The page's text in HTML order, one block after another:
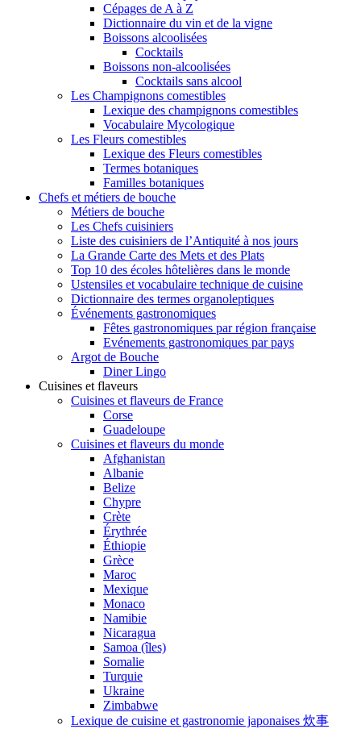
Cépages de A à Z
Dictionnaire du vin et de la vigne
Boissons alcoolisées
Cocktails
Boissons non-alcoolisées
Cocktails sans alcool
Les Champignons comestibles
Lexique des champignons comestibles
Vocabulaire Mycologique
Les Fleurs comestibles
Lexique des Fleurs comestibles
Termes botaniques
Familles botaniques
Chefs et métiers de bouche
Métiers de bouche
Les Chefs cuisiniers
Liste des cuisiniers de l’Antiquité à nos jours
La Grande Carte des Mets et des Plats
Top 10 des écoles hôtelières dans le monde
Ustensiles et vocabulaire technique de cuisine
Dictionnaire des termes organoleptiques
Événements gastronomiques
Fêtes gastronomiques par région française
Evénements gastronomiques par pays
Argot de Bouche
Diner Lingo
Cuisines et flaveurs
Cuisines et flaveurs de France
Corse
Guadeloupe
Cuisines et flaveurs du monde
Afghanistan
Albanie
Belize
Chypre
Crète
Érythrée
Éthiopie
Grèce
Maroc
Mexique
Monaco
Namibie
Nicaragua
Samoa (îles)
Somalie
Turquie
Ukraine
Zimbabwe
Lexique de cuisine et gastronomie japonaises 炊事